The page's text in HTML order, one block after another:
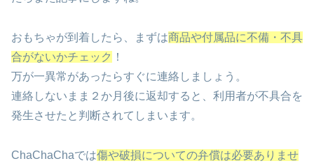
おもちゃが到着したら、まずは商品や付属品に不備・不具
合がないかチェック ！
万が一異常があったらすぐに連絡しましょう。
連絡しないまま２か月後に返却すると、利用者が不具合を
発生させたと判断されてしまいます。
ChaChaChaでは傷や破損についての弁償は必要ありませ